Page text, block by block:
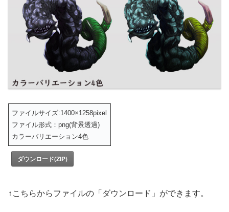
ファイルサイズ:1400×1258pixel
ファイル形式：png(背景透過)
カラーバリエーション4色
ダウンロード(ZIP)
↑こちらからファイルの「ダウンロード」ができます。